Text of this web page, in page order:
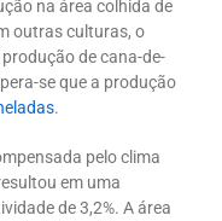
na área colhida de
outras culturas, o
de cana-de-
se que a produção
.
pelo clima
em uma
de 3,2%. A área